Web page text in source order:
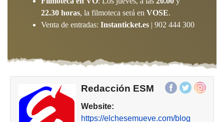
22.30 horas, la filmoteca será en VOSE.
Venta de entradas: Instanticket.es | 902 444 300
Redacción ESM
Website:
https://elchesemueve.com/blog